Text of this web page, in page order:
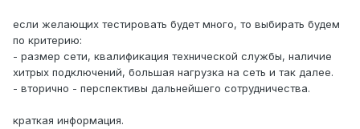
если желающих тестировать будет много, то выбирать будем
по критерию:
- размер сети, квалификация технической службы, наличие
хитрых подключений, большая нагрузка на сеть и так далее.
- вторично - перспективы дальнейшего сотрудничества.
краткая информация.